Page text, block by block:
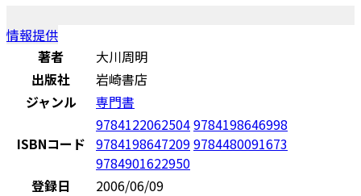
情報提供
著者
大川周明
出版社
岩崎書店
ジャンル
専門書
ISBNコード
97841220625049784198646998
97841986472099784480091673
9784901622950
登録日
2006/06/09